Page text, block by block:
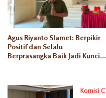
Agus Riyanto Slamet: Berpikir
Positif dan Selalu
Berprasangka Baik Jadi Kunci
Komisi C